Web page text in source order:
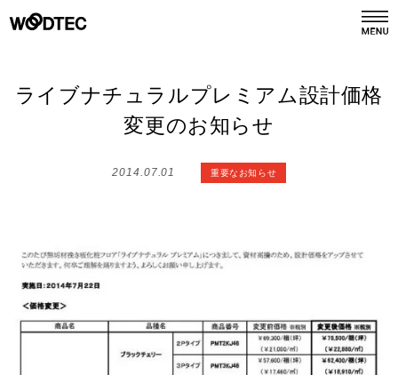
デジタルカタログ カタログ請求
リフォーム
ショールーム SHOWROOM
ライブナチュラルプレミアム設計価格
変更のお知らせ
2014.07.01 重要なお知らせ